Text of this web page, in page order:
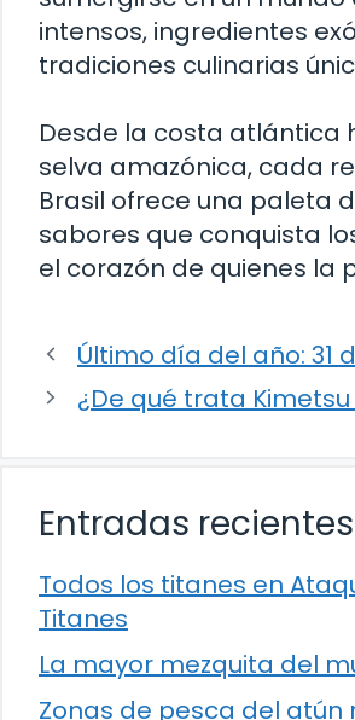
intensos, ingredientes
tradiciones culinarias
Desde la costa atlántica
selva amazónica, cada
Brasil ofrece una paleta
sabores que conquista
el corazón de quienes la
Último día del año: 31
¿De qué trata
Entradas recientes
Todos los titanes en
Titanes
La mayor mezquita del
Zonas de pesca del atún